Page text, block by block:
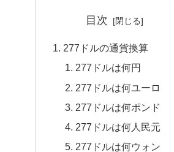
目次
277ドルの通貨換算
277ドルは何円
277ドルは何ユーロ
277ドルは何ポンド
277ドルは何人民元
277ドルは何ウォン